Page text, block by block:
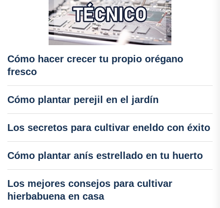
Cómo hacer crecer tu propio orégano
fresco
Cómo plantar perejil en el jardín
Los secretos para cultivar eneldo con éxito
Cómo plantar anís estrellado en tu huerto
Los mejores consejos para cultivar
hierbabuena en casa